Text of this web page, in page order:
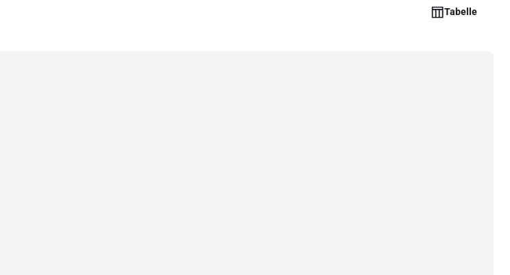
Tabelle